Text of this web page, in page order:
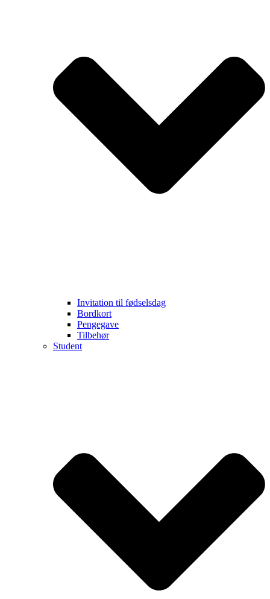
Invitation til fødselsdag
Bordkort
Pengegave
Tilbehør
Student